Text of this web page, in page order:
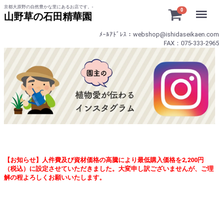
京都大原野の自然豊かな里にあるお店です。-
山野草の石田精華園
0
ﾒｰﾙｱﾄﾞﾚｽ：webshop@ishidaseikaen.com
FAX：075-333-2965
【お知らせ】人件費及び資材価格の高騰により最低購入価格を2,200円
（税込）に設定させていただきました。大変申し訳ございませんが、ご理
解の程よろしくお願いいたします。